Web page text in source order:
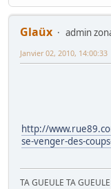
Glaüx
admin
Janvier 02, 2010, 14:00:33
http://
se-venger-des-
TA GUEULE TA